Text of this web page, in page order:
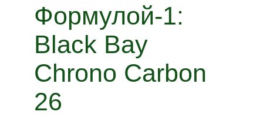
Формулой‑1:
Black Bay
Chrono Carbon
26